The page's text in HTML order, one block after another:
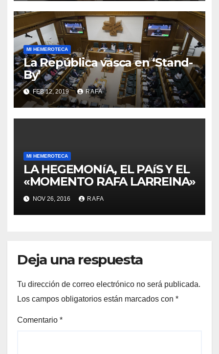
MI HEMEROTECA
La República vasca en ‘Stand-
By’
FEB 12, 2019 RAFA
MI HEMEROTECA
LA HEGEMONíA, EL PAíS Y EL
«MOMENTO RAFA LARREINA»
NOV 26, 2016 RAFA
Deja una respuesta
Tu dirección de correo electrónico no será publicada.
Los campos obligatorios están marcados con *
Comentario *